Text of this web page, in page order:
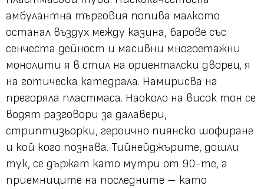
амбулантна търговия попива малкото
останал въздух между казина, барове със
сенчеста дейност и масивни многоетажни
монолити я в стил на ориенталски дворец, я
на готическа катедрала. Намирисва на
прегоряла пластмаса. Наоколо на висок тон се
водят разговори за далавери,
стриптизьорки, героично пиянско шофиране
и кой кого познава. Тийнейджърите, дошли
тук, се държат като мутри от 90-те, а
приемниците на последните – като